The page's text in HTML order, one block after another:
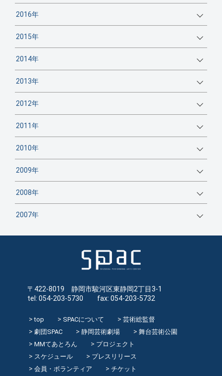
2016年
2015年
2014年
2013年
2012年
2011年
2010年
2009年
2008年
2007年
〒422-8019 静岡市駿河区東静岡2丁目3-1
tel: 054-203-5730 fax: 054-203-5732
top SPACについて
芸術総監督
劇団SPAC
静岡芸術劇場
舞台芸術公園
MMてあとろん
プロジェクト
スケジュール
プレスリリース
会員・ボランティア
チケット